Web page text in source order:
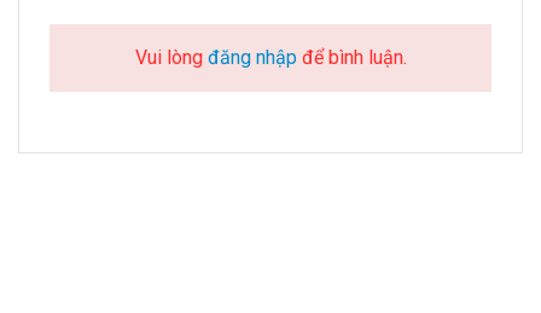
Vui lòng đăng nhậpđể bình luận.